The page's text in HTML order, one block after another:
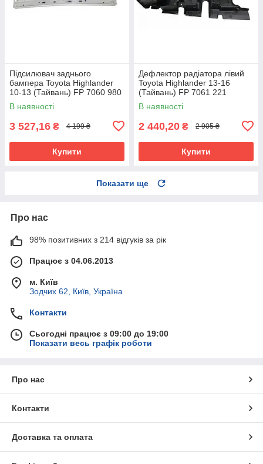
Підсилювач заднього
бампера Toyota Highlander
10-13 (Тайвань) FP 7060 980
В наявності
3 527,16 ₴ 4 199 ₴
Купити
Дефлектор радіатора лівий
Toyota Highlander 13-16
(Тайвань) FP 7061 221
В наявності
2 440,20 ₴ 2 905 ₴
Купити
Показати ще
Про нас
98% позитивних з 214 відгуків за рік
Працює з 04.06.2013
м. Київ
Зодчих 62, Київ, Україна
Контакти
Сьогодні працює з 09:00 до 19:00
Показати весь графік роботи
Про нас
Контакти
Доставка та оплата